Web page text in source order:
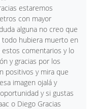
estaremos
con mayor
alguna no creo que
hubiera muerto en
estos comentarios y lo
y gracias por los
positivos y mira que
imagen ojalá y
y si gustas
o Diego Gracias